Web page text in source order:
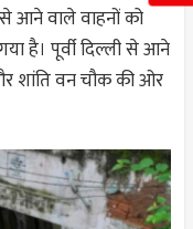
से आने वाले वाहनों को
है। पूर्वी दिल्ली से आने
शांति वन चौक की ओर